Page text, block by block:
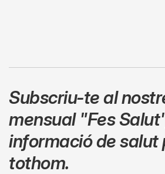
Subscriu-te al
mensual "Fes
informació de salut
tothom.